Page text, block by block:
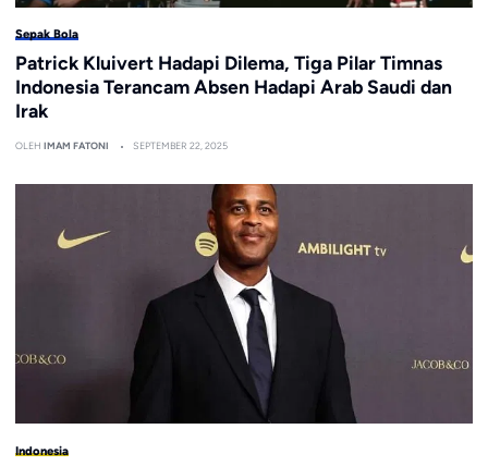
Sepak Bola
Patrick Kluivert Hadapi Dilema, Tiga Pilar Timnas
Indonesia Terancam Absen Hadapi Arab Saudi dan
Irak
OLEH IMAM FATONI SEPTEMBER 22, 2025
Indonesia